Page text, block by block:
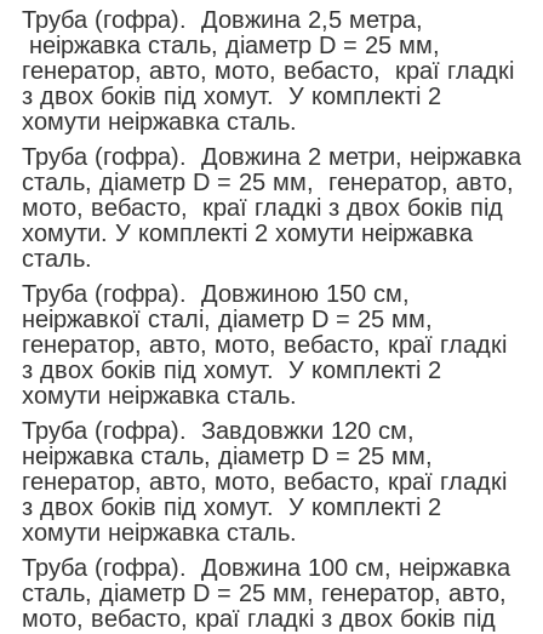
Труба (гофра). Довжина 2,5 метра,
неіржавка сталь, діаметр D = 25 мм,
генератор, авто, мото, вебасто, краї гладкі
з двох боків під хомут. У комплекті 2
хомути неіржавка сталь.
Труба (гофра). Довжина 2 метри, неіржавка
сталь, діаметр D = 25 мм, генератор, авто,
мото, вебасто, краї гладкі з двох боків під
хомути. У комплекті 2 хомути неіржавка
сталь.
Труба (гофра). Довжиною 150 см,
неіржавкої сталі, діаметр D = 25 мм,
генератор, авто, мото, вебасто, краї гладкі
з двох боків під хомут. У комплекті 2
хомути неіржавка сталь.
Труба (гофра). Завдовжки 120 см,
неіржавка сталь, діаметр D = 25 мм,
генератор, авто, мото, вебасто, краї гладкі
з двох боків під хомут. У комплекті 2
хомути неіржавка сталь.
Труба (гофра). Довжина 100 см, неіржавка
сталь, діаметр D = 25 мм, генератор, авто,
мото, вебасто, краї гладкі з двох боків під